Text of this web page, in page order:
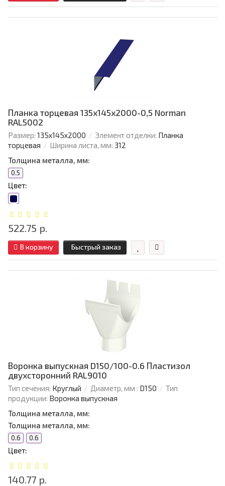
Планка торцевая 135х145х2000-0,5 Norman
RAL5002
Размер: 135х145х2000 Элемент отделки: Планка
торцевая
Ширина листа, мм: 312
Толщина металла, мм:
0.5
Цвет:
522.75 р.
В корзину Быстрый заказ
Воронка выпускная D150/100-0.6 Пластизол
двухсторонний RAL9010
Тип сечения: Круглый Диаметр, мм : D150
Тип
продукции: Воронка выпускная
Толщина металла, мм:
Толщина металла, мм:
0.6 0.6
Цвет:
140.77 р.